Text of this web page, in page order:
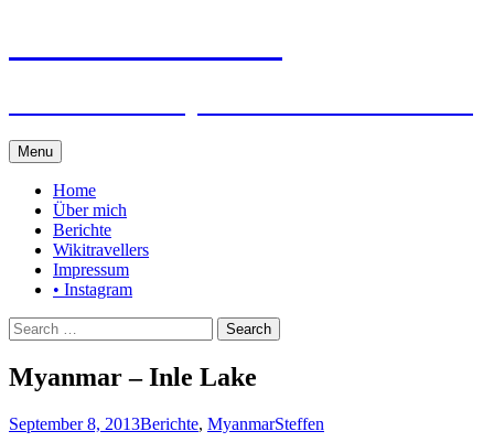
Menu Skip
to
content
Home
Über mich
Berichte
Wikitravellers
Impressum
• Instagram
Search
for:
Myanmar – Inle Lake
September 8, 2013Berichte, MyanmarSteffen